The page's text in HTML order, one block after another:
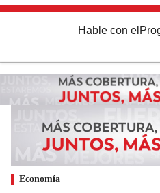
Hable con el
Economía